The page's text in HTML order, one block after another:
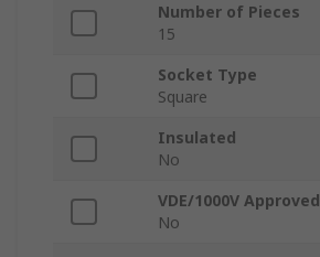
Number of Pieces
15
Socket Type
Square
Insulated
No
VDE/1000V Approved
No